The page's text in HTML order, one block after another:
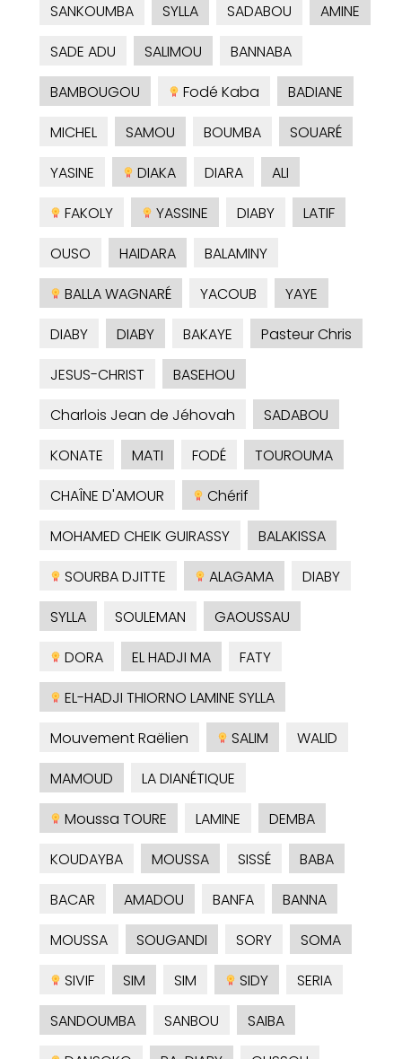
SANKOUMBA
SYLLA SADABOU
AMINE
SADE ADU
SALIMOU
BANNABA
BAMBOUGOU
Fodé Kaba
BADIANE
MICHEL
SAMOU BOUMBA
SOUARÉ
YASINE
DIAKA DIARA
ALI
FAKOLY
YASSINE DIABY
LATIF
OUSO
HAIDARA
BALAMINY
BALLA WAGNARÉ
YACOUB
YAYE
DIABY
DIABY BAKAYE
Pasteur Chris
JESUS-CHRIST
BASEHOU
Charlois Jean de Jéhovah
SADABOU
KONATE
MATI FODÉ
TOUROUMA
CHAÎNE D'AMOUR
Chérif
MOHAMED CHEIK GUIRASSY
BALAKISSA
SOURBA DJITTE
ALAGAMA
DIABY
SYLLA
SOULEMAN
GAOUSSAU
DORA
EL HADJI MA
FATY
EL-HADJI THIORNO LAMINE SYLLA
Mouvement Raëlien
SALIM
WALID
MAMOUD
LA DIANÉTIQUE
Moussa TOURE
LAMINE
DEMBA
KOUDAYBA
MOUSSA SISSÉ
BABA
BACAR
AMADOU BANFA
BANNA
MOUSSA
SOUGANDI SORY
SOMA
SIVIF
SIM SIM SIDY
SERIA
SANDOUMBA
SANBOU
SAIBA